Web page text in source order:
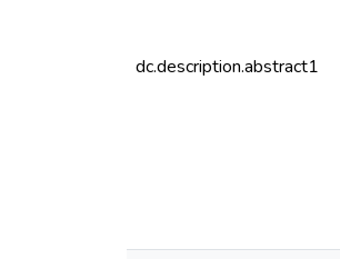
dc.description.abstract1